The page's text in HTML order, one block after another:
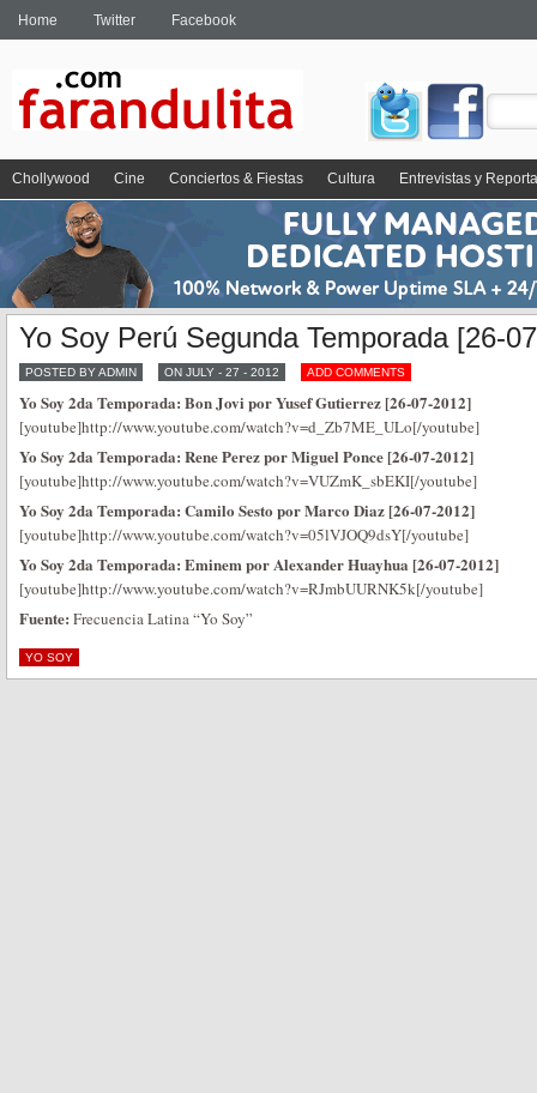
Home Twitter Facebook
Chollywood Cine Conciertos & Fiestas Cultura Entrevistas y
Yo Soy Perú Segunda Temporada [26-
POSTED BY ADMIN ON JULY - 27 - 2012 ADD COMMENTS
Yo Soy 2da Temporada: Bon Jovi por Yusef Gutierrez [26-07-2012]
[youtube]http://www.youtube.com/watch?v=d_Zb7ME_ULo[/youtube]
Yo Soy 2da Temporada: Rene Perez por Miguel Ponce [26-07-2012]
[youtube]http://www.youtube.com/watch?v=VUZmK_sbEKI[/youtube]
Yo Soy 2da Temporada: Camilo Sesto por Marco Diaz [26-07-2012]
[youtube]http://www.youtube.com/watch?v=05lVJOQ9dsY[/youtube]
Yo Soy 2da Temporada: Eminem por Alexander Huayhua [26-07-2012]
[youtube]http://www.youtube.com/watch?v=RJmbUURNK5k[/youtube]
Fuente: Frecuencia Latina “Yo Soy”
YO SOY